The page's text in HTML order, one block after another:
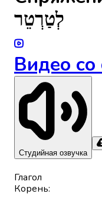
לְטַרְטֵר
Видео со
Студийная озвучка
Глагол
Корень: